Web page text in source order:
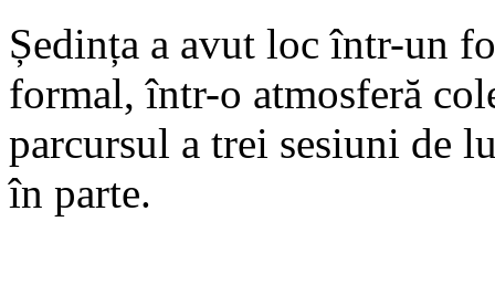
Ședința a avut loc într-un
formal, într-o atmosferă
parcursul a trei sesiuni de
în parte.